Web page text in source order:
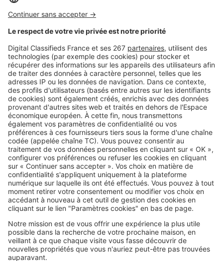
Image
Salle de bain sans VMC ni fenêtre :
ces gestes simples limitent
Image
Décoration intérieure
Peu de lumière, beaucoup
d’humidité : ces plantes sont
faites pour la salle de bain
Image
Décoration intérieure
Petite chambre : ces 7 astuces
déco donnent immédiatement
une impression d’espace
Image
Décoration intérieure
Et si vos plantes vous aidaient à
mieux vivre la canicule ? Voici
lesquelles choisir